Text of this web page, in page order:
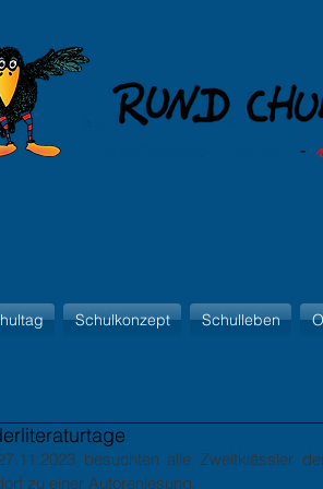
Schulkonzept Schulleben
besuchten alle Zweitklässler
zu einer Autorenlesung.